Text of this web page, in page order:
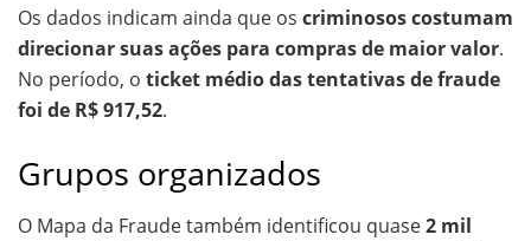
Os dados indicam ainda que os criminosos costumam
direcionar suas ações para compras de maior valor.
No período, o ticket médio das tentativas de fraude
foi de R$ 917,52.
Grupos organizados
O Mapa da Fraude também identificou quase2 mil